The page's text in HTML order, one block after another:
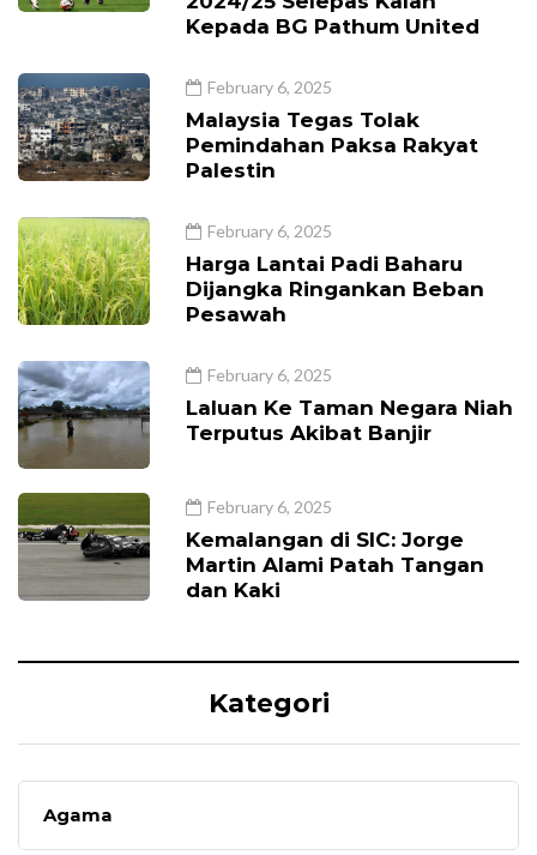
Kepada BG Pathum United
February 6, 2025
Malaysia Tegas Tolak
Pemindahan Paksa Rakyat
Palestin
February 6, 2025
Harga Lantai Padi Baharu
Dijangka Ringankan Beban
Pesawah
February 6, 2025
Laluan Ke Taman Negara Niah
Terputus Akibat Banjir
February 6, 2025
Kemalangan di SIC: Jorge
Martin Alami Patah Tangan
dan Kaki
Kategori
Agama